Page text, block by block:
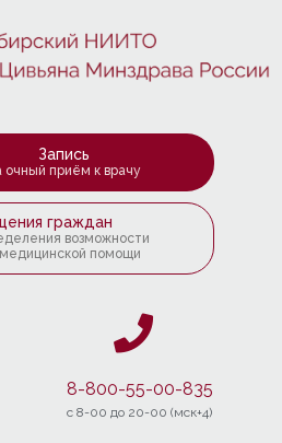
Запись
очный приём к врачу
граждан
возможности
помощи
8-800-55-00-835
c 8-00 до 20-00 (мск+4)